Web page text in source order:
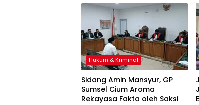
Hukum & Kriminal
Sidang Amin Mansyur, GP
Sumsel Cium Aroma
Rekayasa Fakta oleh Saksi